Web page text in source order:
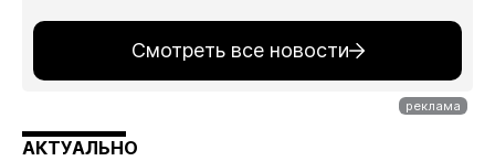
Смотреть все новости
АКТУАЛЬНО